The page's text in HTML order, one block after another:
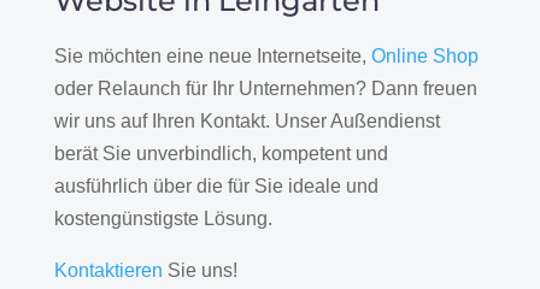
Sie möchten eine neue Internetseite, Online Shop
oder Relaunch für Ihr Unternehmen? Dann freuen
wir uns auf Ihren Kontakt. Unser Außendienst
berät Sie unverbindlich, kompetent und
ausführlich über die für Sie ideale und
kostengünstigste Lösung.
Kontaktieren Sie uns!